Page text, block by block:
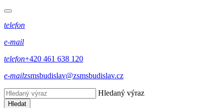
telefon
e-mail
telefon+420 461 638 120
e-mailzsmsbudislav@zsmsbudislav.cz
Hledaný výraz
Hledat